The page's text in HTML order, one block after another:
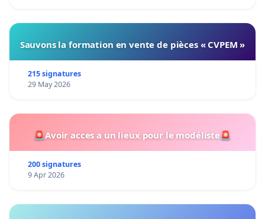
Sauvons la formation en vente de pièces « CVPEM »
215 signatures
29 May 2026
🚨Avoir acces a un lieux pour le modéliste🚨
200 signatures
9 Apr 2026